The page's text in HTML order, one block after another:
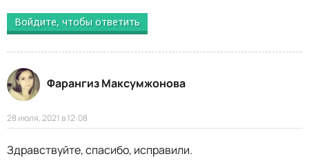
Войдите, чтобы ответить
Фарангиз Максумжонова
28 июля, 2021 в 12:08
Здравствуйте, спасибо, исправили.